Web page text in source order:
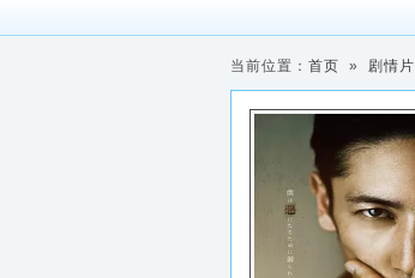
当前位置： 首页 » 剧情片